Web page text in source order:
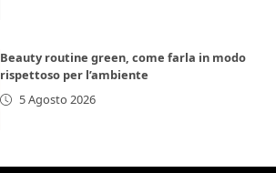
Beauty routine green, come farla in modo
rispettoso per l’ambiente
5 Agosto 2026